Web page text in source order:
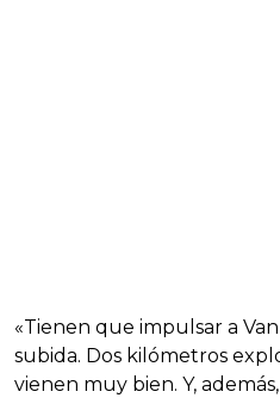
«Tienen que impulsar a
subida. Dos kilómetros
vienen muy bien. Y,